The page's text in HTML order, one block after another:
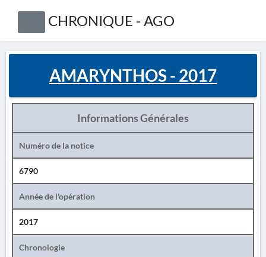
CHRONIQUE - AGO
AMARYNTHOS - 2017
Informations Générales
Numéro de la notice
6790
Année de l'opération
2017
Chronologie